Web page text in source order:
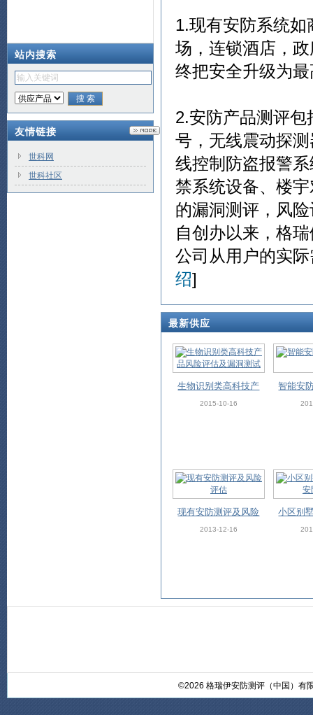
站内搜索
友情链接
世科网
世科社区
1.现有安防系统
场，连锁酒店，
终把安全升级为
2.安防产品测评
号，无线震动探
线控制防盗报警
禁系统设备、楼
的漏洞测评，风
自创办以来，格
公司从用户的实
绍]
最新供应
生物识别类高科技产
品风险评估及漏洞测
2015-10-16
智能安
现有安防测评及风险
评估
2013-12-16
小区别
安
©2026 格瑞伊安防测评（中国）有